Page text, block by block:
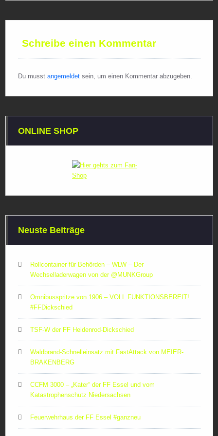
Schreibe einen Kommentar
Du musst angemeldetsein, um einen Kommentar abzugeben.
ONLINE SHOP
Neuste Beiträge
Rollcontainer für Behörden – WLW – Der
Wechselladerwagen von der ‪@MUNKGroup‬
Omnibusspritze von 1906 – VOLL FUNKTIONSBEREIT!
#FFDickschied
TSF-W der FF Heidenrod-Dickschied
Waldbrand-Schnelleinsatz mit FastAttack von MEIER-
BRAKENBERG
CCFM 3000 – „Kater“ der FF Essel und vom
Katastrophenschutz Niedersachsen
Feuerwehrhaus der FF Essel #ganzneu